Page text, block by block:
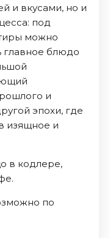
и вкусами, но и
под
можно
главное блюдо
и
эпохи, где
изящное и
в кодлере,
по